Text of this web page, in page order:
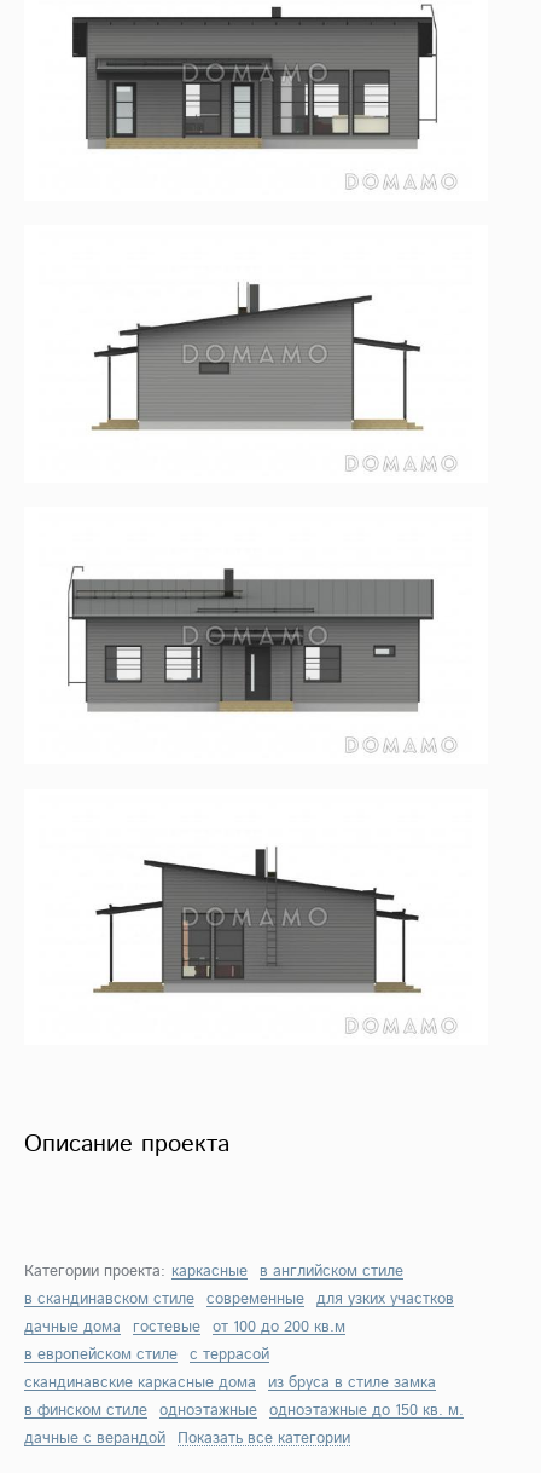
Описание проекта
Категории проекта: каркасные в английском стиле
в скандинавском стиле современные для узких участков
дачные дома
гостевые от 100 до 200 кв.м
в европейском стиле с террасой
скандинавские каркасные дома
из бруса в стиле замка
в финском стиле одноэтажные одноэтажные до 150 кв. м.
дачные с верандой Показать все категории